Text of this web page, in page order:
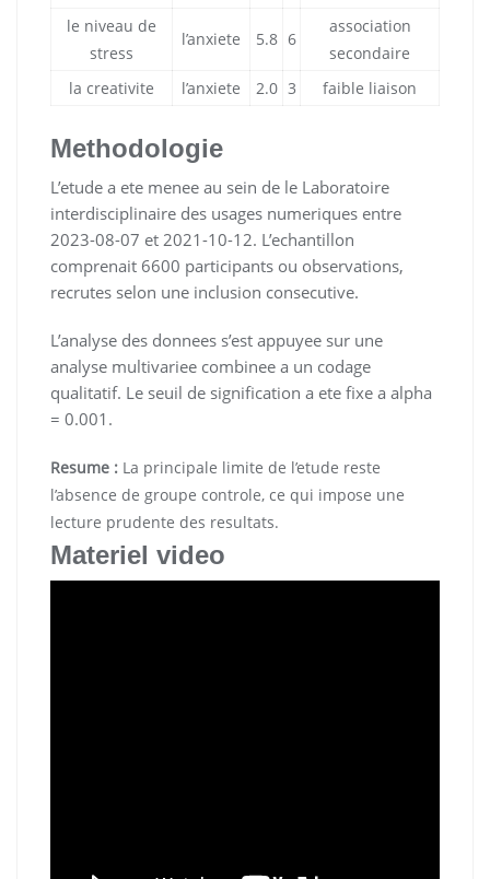
le niveau de
stress
l’anxiete 5.8 6
association
secondaire
la creativite
l’anxiete 2.0 3 faible liaison
Methodologie
L’etude a ete menee au sein de le Laboratoire
interdisciplinaire des usages numeriques entre
2023-08-07 et 2021-10-12. L’echantillon
comprenait 6600 participants ou observations,
recrutes selon une inclusion consecutive.
L’analyse des donnees s’est appuyee sur une
analyse multivariee combinee a un codage
qualitatif. Le seuil de signification a ete fixe a alpha
= 0.001.
Resume : La principale limite de l’etude reste
l’absence de groupe controle, ce qui impose une
lecture prudente des resultats.
Materiel video